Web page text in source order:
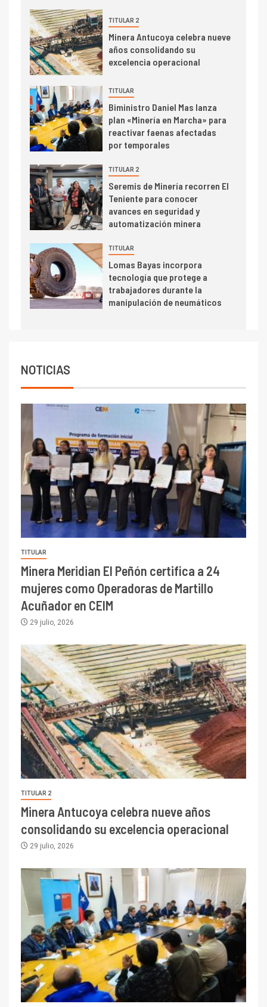
3 I+D
PIB minero impacta el
crecimiento regional: Banco
Central reporta resultados
trimestre
4 I+D
Informe bimensual de
Cochilco: precio del cobre
alcanza máximos por escasez
de concentrados
5 I+D
Estudio revela cómo el precio
del cobre y educación superior
se relacionan en zonas
mineras
6 I+D
BHP proyecta producción de
cobre cercana a 2 millones de
toneladas tras récord en
Escondida
TITULAR 2
Minera Antucoya celebra nueve
años consolidando su
excelencia operacional
TITULAR
Biministro Daniel Mas lanza
plan «Minería en Marcha» para
reactivar faenas afectadas
por temporales
TITULAR 2
Seremis de Minería recorren El
Teniente para conocer
avances en seguridad y
automatización minera
TITULAR
Lomas Bayas incorpora
tecnología que protege a
trabajadores durante la
manipulación de neumáticos
NOTICIAS
TITULAR
Minera Meridian El Peñón certifica a 24
mujeres como Operadoras de Martillo
Acuñador en CEIM
29 julio, 2026
TITULAR 2
Minera Antucoya celebra nueve años
consolidando su excelencia operacional
29 julio, 2026